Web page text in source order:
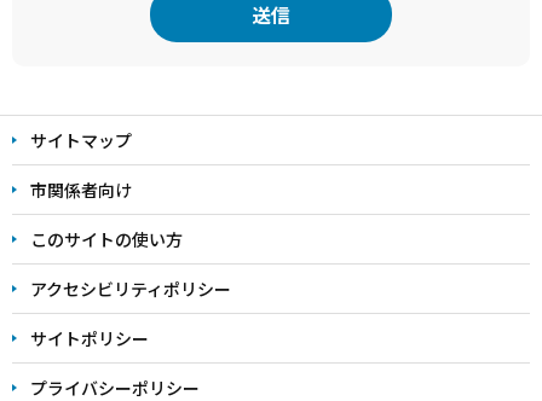
文
こ
こ
ま
で
サイトマップ
市関係者向け
このサイトの使い方
アクセシビリティポリシー
サイトポリシー
プライバシーポリシー